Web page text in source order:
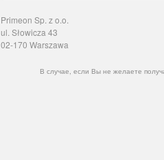
Primeon Sp. z o.o.
ul. Słowicza 43
02-170 Warszawa
В случае, если Вы не желаете